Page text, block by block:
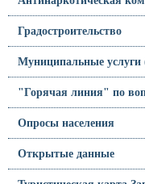
Градостроительство
Муниципальные
"Горячая линия" по
Опросы населения
Открытые данные